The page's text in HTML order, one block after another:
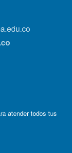
atender todos tus